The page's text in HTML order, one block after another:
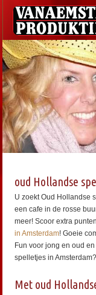
oud Hollandse
U zoekt Oud Hollandse
een cafe in de rosse
meer! Scoor extra
in Amsterdam! Goeie
Fun voor jong en oud
spelletjes in
Met oud